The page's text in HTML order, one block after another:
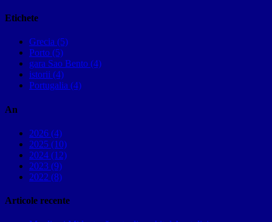
Etichete
Grecia (5)
Porto (5)
gara Sao Bento (4)
istorii (4)
Portugalia (4)
An
2026 (4)
2025 (10)
2024 (12)
2023 (9)
2022 (8)
Articole recente